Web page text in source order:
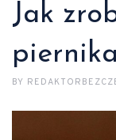
Jak
piernika
BY